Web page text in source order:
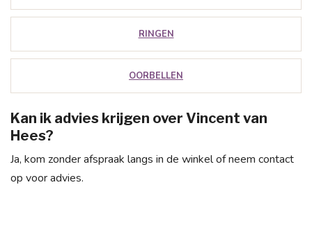
RINGEN
OORBELLEN
Kan ik advies krijgen over Vincent van
Hees?
Ja, kom zonder afspraak langs in de winkel of neem contact
op voor advies.